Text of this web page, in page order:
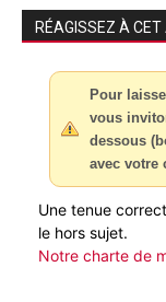
RÉAGISSEZ À CET
Pour
vous
dessous
avec votre
Une tenue
le hors sujet.
Notre charte de